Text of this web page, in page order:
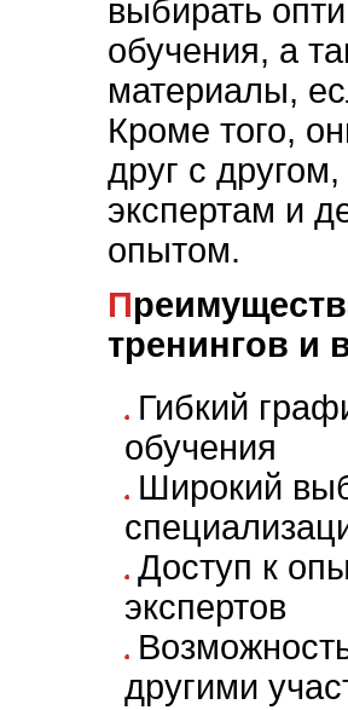
выбирать
обучения, а
материалы,
Кроме того,
друг с
экспертам и
опытом.
Преимущества сетевых
тренингов и
Гибкий
обучения
Широкий
Доступ к
экспертов
другими